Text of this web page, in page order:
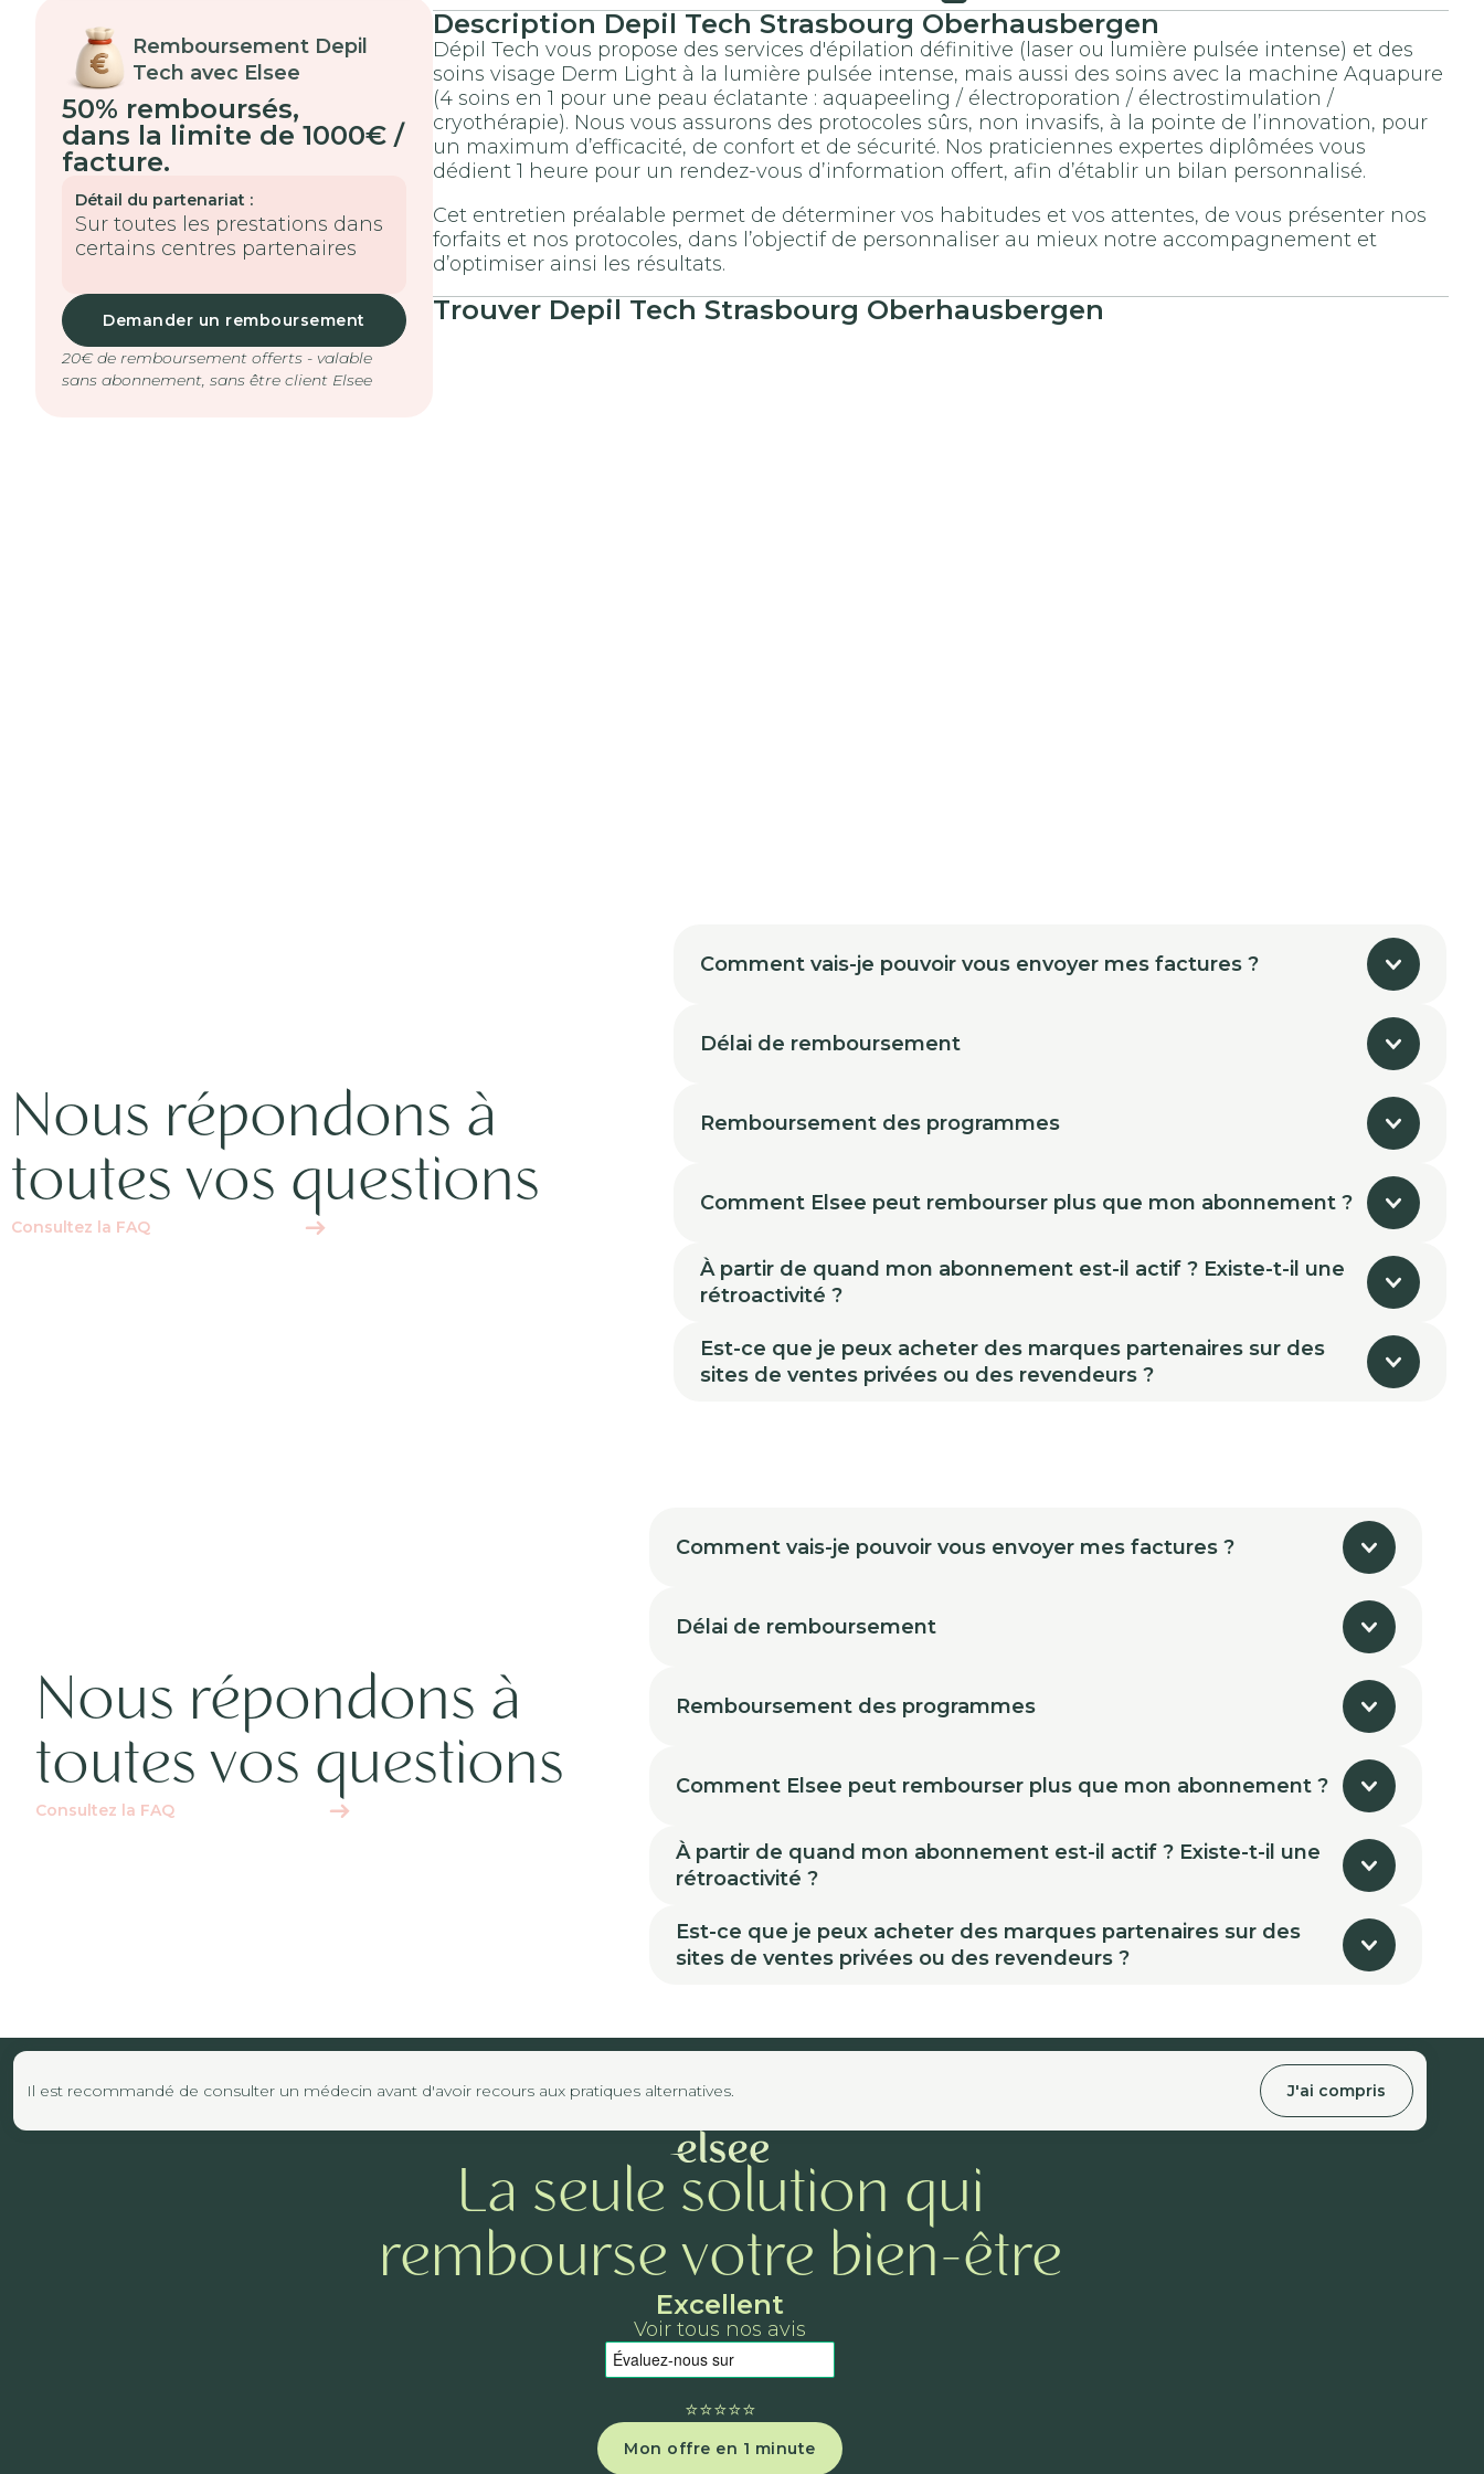
Remboursement Depil
Tech avec Elsee
50% remboursés,
dans la limite de 1000€ /
facture.
Détail du partenariat :
Sur toutes les prestations dans
certains centres partenaires
Demander un remboursement
20€ de remboursement offerts - valable
sans abonnement, sans être client Elsee
Description Depil Tech Strasbourg Oberhausbergen
Dépil Tech vous propose des services d'épilation définitive (laser ou lumière pulsée intense) et des
soins visage Derm Light à la lumière pulsée intense, mais aussi des soins avec la machine Aquapure
(4 soins en 1 pour une peau éclatante : aquapeeling / électroporation / électrostimulation /
cryothérapie). Nous vous assurons des protocoles sûrs, non invasifs, à la pointe de l’innovation, pour
un maximum d’efficacité, de confort et de sécurité. Nos praticiennes expertes diplômées vous
dédient 1 heure pour un rendez-vous d’information offert, afin d’établir un bilan personnalisé.
Cet entretien préalable permet de déterminer vos habitudes et vos attentes, de vous présenter nos
forfaits et nos protocoles, dans l’objectif de personnaliser au mieux notre accompagnement et
d’optimiser ainsi les résultats.
Trouver Depil Tech Strasbourg Oberhausbergen
Nous répondons à
toutes vos questions
Consultez la FAQ
Comment vais-je pouvoir vous envoyer mes factures ?
Délai de remboursement
Remboursement des programmes
Comment Elsee peut rembourser plus que mon abonnement ?
À partir de quand mon abonnement est-il actif ? Existe-t-il une
rétroactivité ?
Est-ce que je peux acheter des marques partenaires sur des
sites de ventes privées ou des revendeurs ?
Nous répondons à
toutes vos questions
Consultez la FAQ
Comment vais-je pouvoir vous envoyer mes factures ?
Délai de remboursement
Remboursement des programmes
Comment Elsee peut rembourser plus que mon abonnement ?
À partir de quand mon abonnement est-il actif ? Existe-t-il une
rétroactivité ?
Est-ce que je peux acheter des marques partenaires sur des
sites de ventes privées ou des revendeurs ?
Il est recommandé de consulter un médecin avant d'avoir recours aux pratiques alternatives. J'ai compris
La seule solution qui
rembourse votre bien-être
Excellent
Voir tous nos avis
⭐️⭐️⭐️⭐️⭐️
Mon offre en 1 minute